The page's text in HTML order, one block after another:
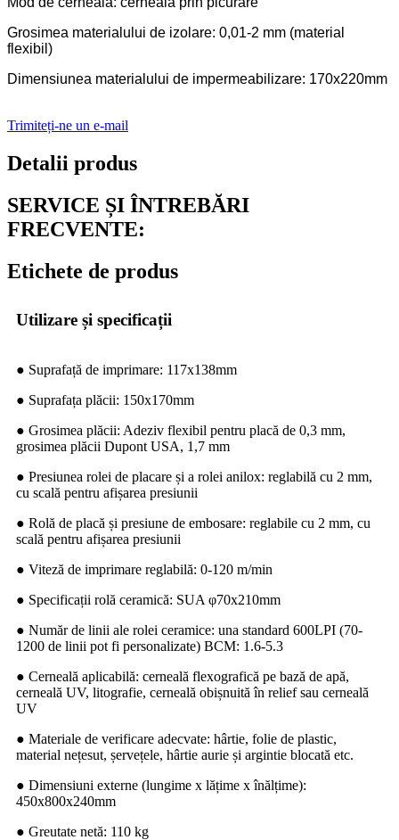
Grosimea materialului de izolare: 0,01-2 mm (material
flexibil)
Dimensiunea materialului de impermeabilizare: 170x220mm
Trimiteți-ne un e-mail
Detalii produs
SERVICE ȘI ÎNTREBĂRI
FRECVENTE:
Etichete de produs
Utilizare și specificații
● Suprafață de imprimare: 117x138mm
● Suprafața plăcii: 150x170mm
● Grosimea plăcii: Adeziv flexibil pentru placă de 0,3 mm,
grosimea plăcii Dupont USA, 1,7 mm
● Presiunea rolei de placare și a rolei anilox: reglabilă cu 2 mm,
cu scală pentru afișarea presiunii
● Rolă de placă și presiune de embosare: reglabile cu 2 mm, cu
scală pentru afișarea presiunii
● Viteză de imprimare reglabilă: 0-120 m/min
● Specificații rolă ceramică: SUA φ70x210mm
● Număr de linii ale rolei ceramice: una standard 600LPI (70-
1200 de linii pot fi personalizate) BCM: 1.6-5.3
● Cerneală aplicabilă: cerneală flexografică pe bază de apă,
cerneală UV, litografie, cerneală obișnuită în relief sau cerneală
UV
● Materiale de verificare adecvate: hârtie, folie de plastic,
material nețesut, șervețele, hârtie aurie și argintie blocată etc.
● Dimensiuni externe (lungime x lățime x înălțime):
450x800x240mm
● Greutate netă: 110 kg